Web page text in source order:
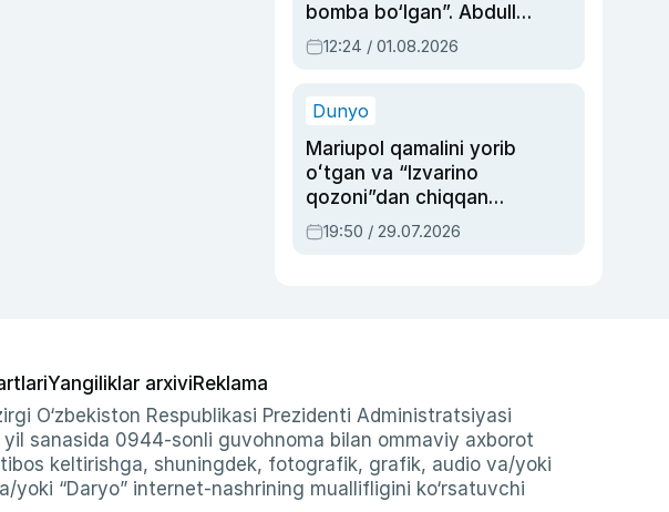
bomba bo‘lgan”. Abdulla
Oripovni siyosiy
ayblovlardan asrab
12:24 / 01.08.2026
Dunyo
Mariupol qamalini yorib
oʻtgan va “Izvarino
qozoni”dan chiqqan
qahramon — Ukraina
armiyasi bosh
19:50 / 29.07.2026
Yangiliklar arxiviReklama
O‘zbekiston Respublikasi Prezidenti Administratsiyasi
sanasida 0944-sonli guvohnoma bilan ommaviy axborot
keltirishga, shuningdek, fotografik, grafik, audio va/yoki
“Daryo” internet-nashrining muallifligini ko‘rsatuvchi